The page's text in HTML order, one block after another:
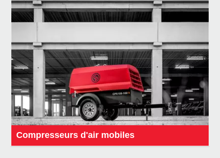
Compresseurs d'air mobiles